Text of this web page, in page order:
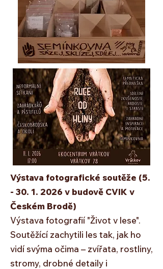
Výstava fotografické soutěže ​​​(5.
- 30. 1. 2026 v budově CVIK v
Českém Brodě)
Výstava fotografií "Život v lese".
Soutěžící zachytili les tak, jak ho
vidí svýma očima – zvířata, rostliny,
stromy, drobné detaily i